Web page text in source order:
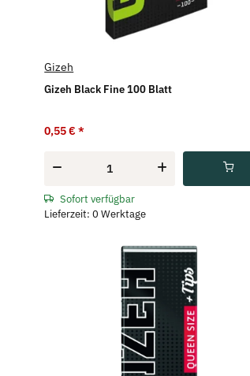
Gizeh
Gizeh Black Fine 100 Blatt
0,55 €*
Sofort verfügbar
Lieferzeit: 0 Werktage